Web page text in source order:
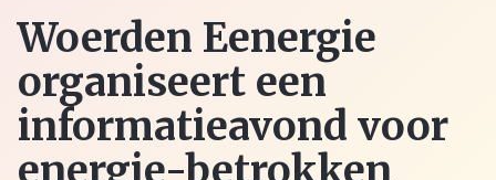
Woerden Eenergie
organiseert een
informatieavond voor